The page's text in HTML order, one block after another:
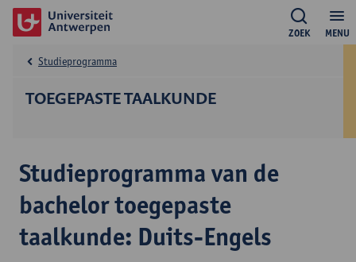
MENU
ZOEK
TOEGEPASTE TAALKUNDE
Studieprogramma
Studieprogramma van de
bachelor toegepaste
taalkunde: Duits-Engels